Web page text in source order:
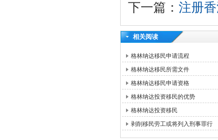
下一篇： 注册
相关阅读
格林纳达移民申请流程
格林纳达移民所需文件
格林纳达移民申请资格
格林纳达投资移民的优势
格林纳达投资移民
剥削移民劳工或将列入刑事罪行